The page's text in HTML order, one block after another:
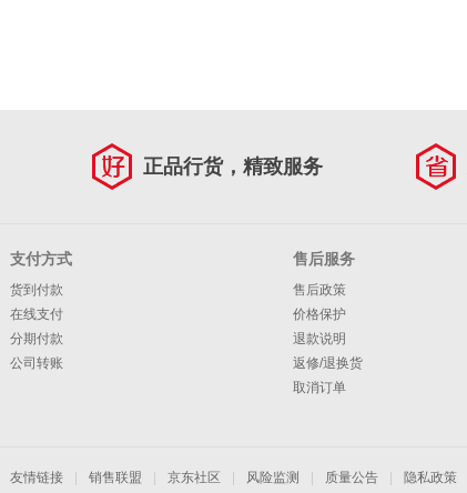
正品行货，精致服务
支付方式
货到付款
在线支付
分期付款
公司转账
售后服务
售后政策
价格保护
退款说明
返修/退换货
取消订单
友情链接 销售联盟 京东社区 风险监测 质量公告 隐私政策